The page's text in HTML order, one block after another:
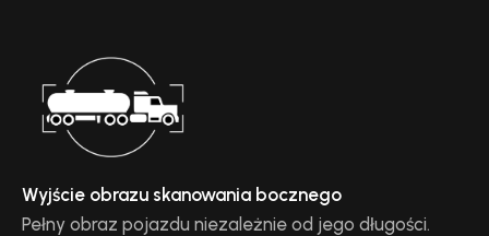
Wyjście obrazu skanowania bocznego
Pełny obraz pojazdu niezależnie od jego długości.